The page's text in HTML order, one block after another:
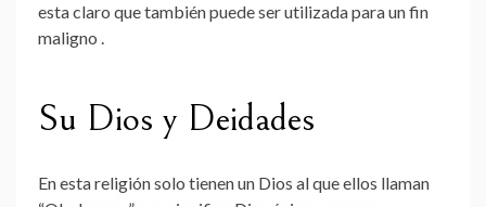
esta claro que también puede ser utilizada para un fin
maligno .
Su Dios y Deidades
En esta religión solo tienen un Dios al que ellos llaman